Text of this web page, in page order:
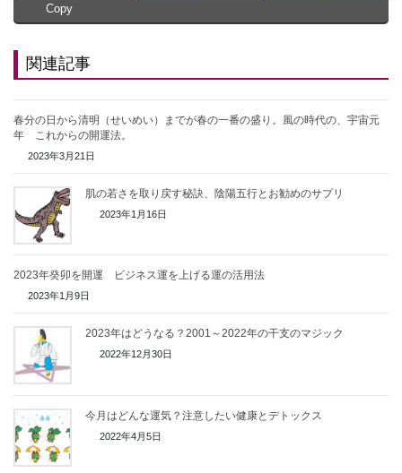
Copy
関連記事
春分の日から清明（せいめい）までが春の一番の盛り。風の時代の、宇宙元
年 これからの開運法。
2023年3月21日
肌の若さを取り戻す秘訣、陰陽五行とお勧めのサプリ
2023年1月16日
2023年癸卯を開運 ビジネス運を上げる運の活用法
2023年1月9日
2023年はどうなる？2001～2022年の干支のマジック
2022年12月30日
今月はどんな運気？注意したい健康とデトックス
2022年4月5日